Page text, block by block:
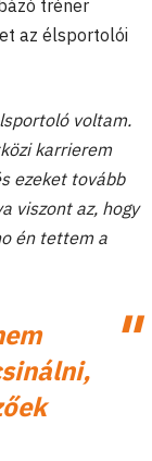
tréner
az élsportolói
voltam.
karrierem
ezeket tovább
viszont az, hogy
én tettem a